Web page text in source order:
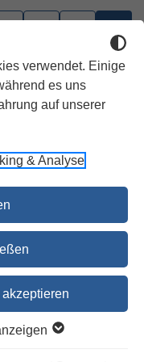
verwendet. Einige
es uns
auf unserer
& Analyse
58,00 €